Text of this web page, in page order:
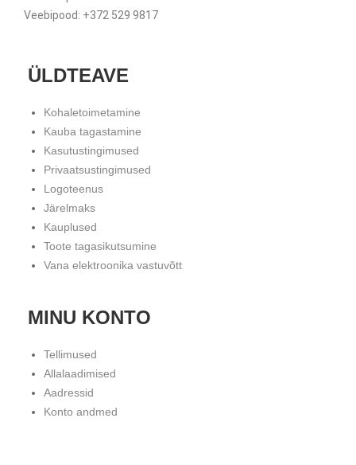
Veebipood: +372 529 9817
ÜLDTEAVE
Kohaletoimetamine
Kauba tagastamine
Kasutustingimused
Privaatsustingimused
Logoteenus
Järelmaks
Kauplused
Toote tagasikutsumine
Vana elektroonika vastuvõtt
MINU KONTO
Tellimused
Allalaadimised
Aadressid
Konto andmed